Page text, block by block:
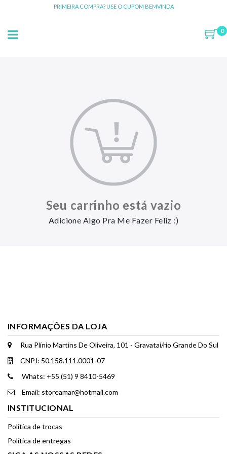
PRIMEIRA COMPRA? USE O CUPOM BEMVINDA
0
Seu carrinho está vazio
Adicione Algo Pra Me Fazer Feliz :)
INFORMAÇÕES DA LOJA
Rua Plínio Martins De Oliveira, 101 - Gravataí/rio Grande Do Sul
CNPJ: 50.158.111.0001-07
Whats: +55 (51) 9 8410-5469
Email: storeamar@hotmail.com
INSTITUCIONAL
Política de trocas
Política de entregas